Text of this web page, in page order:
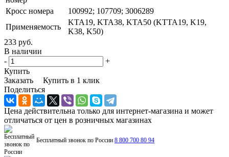
Кросс номера
100992; 107709; 3006289
Применяемость
KTA19, KTA38, KTA50 (KTTA19, K19,
K38, K50)
233 руб.
В наличии
-
+
Купить
Заказать
Купить в 1 клик
Поделиться
Цена действительна только для интернет-магазина и может
отличаться от цен в розничных магазинах
Бесплатный звонок по России 8 800 700 80 94